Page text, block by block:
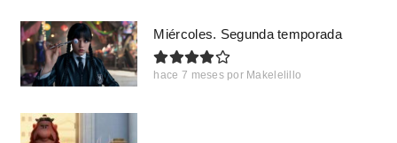
Miércoles. Segunda temporada
hace 7 meses por Makelelillo